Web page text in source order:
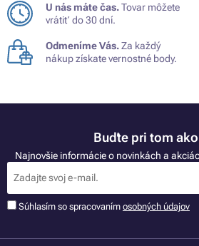
U nás máte čas.Tovar môžete
vrátiť do 30 dní.
Odmeníme Vás.Za každý
nákup získate vernostné body.
Buďte pri tom
Najnovšie informácie o novinkách a
Súhlasím so spracovaním osobných údajov